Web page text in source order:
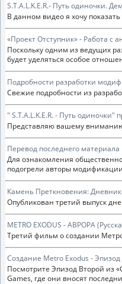
S.T.A.L.K.E.R.- Путь одиночки.
В данном видео я хочу
«Проект Отступник» - Работа с
Поскольку одним из ведущих
будет уделяться особое
Подробности разработки
Свежие подробности из
" S.T.A.L.K.E.R. - Путь одиночки"
Представляю вашему вниманию
Перевод последнего материала
Для ознакомления
подогрели авторы
Камень Преткновения: Дневник
Опубликован третий выпуск
METRO EXODUS - АВРОРА
Третий фильм о создании
Создание Metro Exodus -
Посмотрите Эпизод Второй из
Games, где они вносят